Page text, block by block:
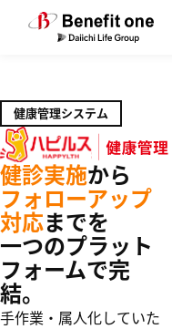
健康管理システム
健診実施から
フォローアップ
対応までを
一つのプラット
フォームで完
結。
手作業・属人化していた